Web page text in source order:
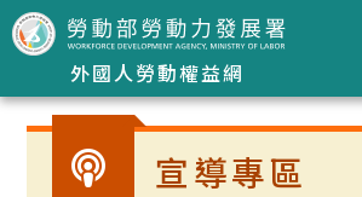
跳到主要內容區塊
外國人勞動權益網
宣導專區